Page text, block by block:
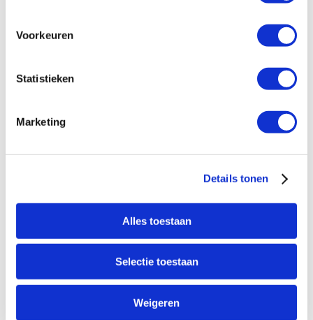
Voorkeuren
Statistieken
Marketing
Details tonen
Alles toestaan
Selectie toestaan
Weigeren